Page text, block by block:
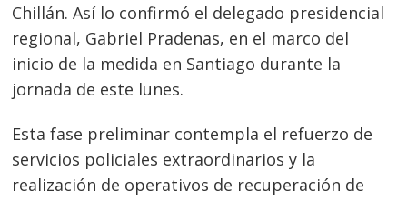
Chillán. Así lo confirmó el delegado presidencial
regional, Gabriel Pradenas, en el marco del
inicio de la medida en Santiago durante la
jornada de este lunes.
Esta fase preliminar contempla el refuerzo de
servicios policiales extraordinarios y la
realización de operativos de recuperación de